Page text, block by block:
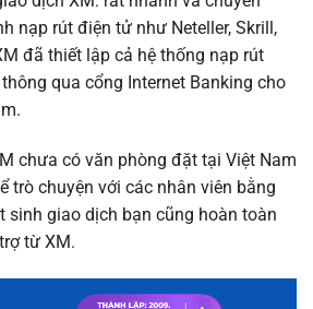
nạp rút điện tử như Neteller, Skrill,
đã thiết lập cả hệ thống nạp rút
qua cổng Internet Banking cho
chưa có văn phòng đặt tại Việt Nam
trò chuyện với các nhân viên bằng
sinh giao dịch bạn cũng hoàn toàn
từ XM.